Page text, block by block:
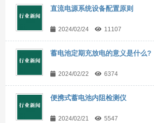
直流电源系统设备配置原则
2024/02/24 11107
蓄电池定期充放电的意义是什么?
2024/02/22 6374
便携式蓄电池内阻检测仪
2024/02/21 5547